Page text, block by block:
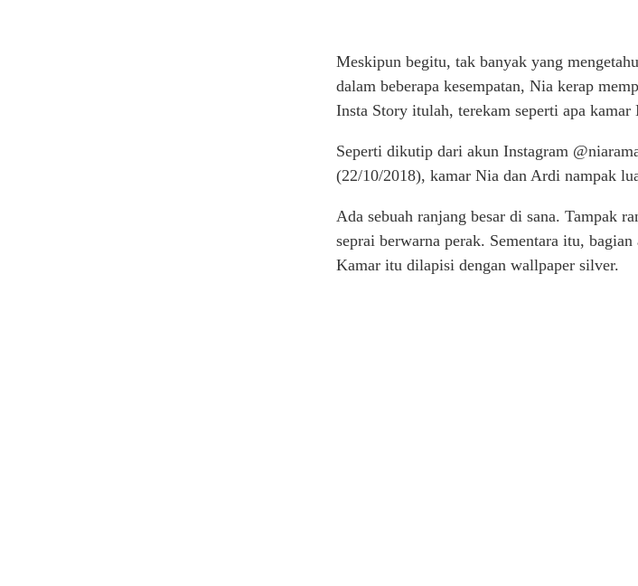
Meskipun begitu, tak banyak yang
dalam beberapa kesempatan, Nia kerap
Insta Story itulah, terekam seperti apa
Seperti dikutip dari akun Instagram
(22/10/2018), kamar Nia dan Ardi nampak
Ada sebuah ranjang besar di sana. Tampak
seprai berwarna perak. Sementara itu,
Kamar itu dilapisi dengan wallpaper silver.